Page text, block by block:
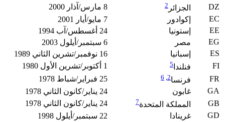
DZ
الجزائر 2
8 مارس/آذار 2000
EC
إكوادور
7 مايو/أيار 2001
EE
إستونيا
24 أغسطس/آب 1994
EG
مصر
6 سبتمبر/أيلول 2003
ES
إسبانيا
16 نوفمبر/تشرين الثاني 1989
FI
فنلندا 5
1 أكتوبر/تشرين الأول 1980
FR
فرنسا2
,
6
25 فبراير/شباط 1978
GA
غابون
24 يناير/كانون الثاني 1978
GB
المملكة المتحدة7
24 يناير/كانون الثاني 1978
GD
غرينادا
22 سبتمبر/أيلول 1998